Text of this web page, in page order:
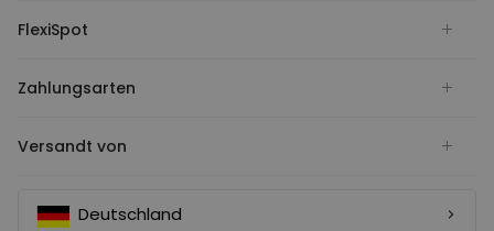
FlexiSpot
Zahlungsarten
Versandt von
Deutschland